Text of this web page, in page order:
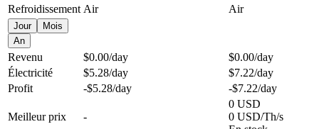
Refroidissement Air Air
Jour
Mois
An
Revenu $0.00/day $0.00/day
Électricité
$5.28/day $7.22/day
Profit
-$5.28/day -$7.22/day
Meilleur prix -
0 USD
0 USD/Th/s